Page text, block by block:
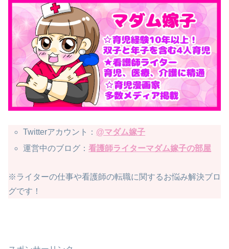
Twitterアカウント： @マダム嫁子
運営中のブログ：看護師ライターマダム嫁子の部屋
※ライターの仕事や看護師の転職に関するお悩み解決ブロ
グです！